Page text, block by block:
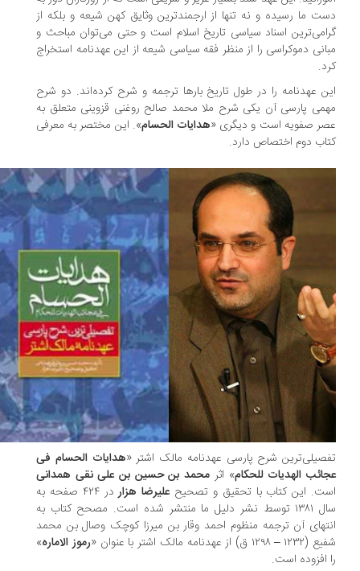
ما رسیده و نه تنها از ارجمندترین وثایق کهن شیعه و بلکه از
اسناد سیاسی تاریخ اسلام است و حتی می‌توان مباحث و
دموکراسی را از منظر فقه سیاسی شیعه از این عهدنامه استخراج
عهدنامه را در طول تاریخ بارها ترجمه و شرح کرده‌اند. دو شرح
پارسی آن یکی شرح ملا محمد صالح روغنی قزوینی متعلق به
صفویه است و دیگری «هدایات الحسام». این مختصر به معرفی
دوم اختصاص دارد.
شرح پارسی عهدنامه مالک اشتر « هدایات الحسام فی
الهدیات للحکام » اثرمحمد بن حسین بن علی نقی همدانی
این کتاب با تحقیق و تصحیحعلیرضا هزار
در ۴۲۴ صفحه به
سال ۱۳۸۱ توسط نشر دلیل ما منتشر شده است. مصحح کتاب به
آن ترجمه منظوم احمد وقار بن میرزا کوچک وصال بن محمد
ق) از عهدنامه مالک اشتر با عنوان «
رموز الاماره»
افزوده است.